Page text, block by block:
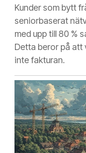
Kunder som bytt
seniorbaserat
med upp till 80 %
Detta beror på att
inte fakturan.